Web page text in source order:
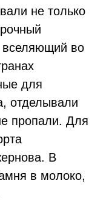
не только
вселяющий во
для
отделывали
пропали. Для
В
в молоко,